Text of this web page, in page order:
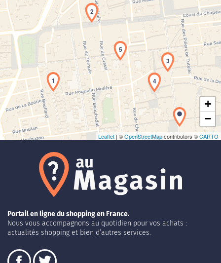
Chargement de la carte en cours...
1
2
3
4
5
+
−
Leaflet | ©OpenStreetMapcontributors ©CARTO
Portail en ligne du shopping en France.
Nous vous accompagnons au quotidien pour vos achats :
actualités shopping et bien d’autres services.